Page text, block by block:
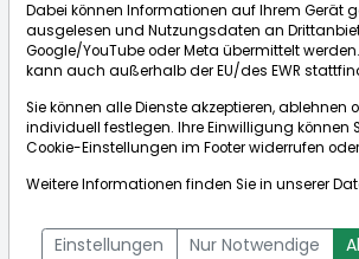
EQS-News: Hauptversammlung 2026
...
dpa-AFX Compact
Dabei können Informationen auf Ihrem Gerät
ausgelesen und Nutzungsdaten an
Google/YouTube oder Meta übermittelt
kann auch außerhalb der EU/des EWR
Sie können alle Dienste akzeptieren, ablehnen
individuell festlegen. Ihre Einwilligung können
Cookie-Einstellungen im Footer widerrufen
Weitere Informationen finden Sie in unserer
Einstellungen Nur Notwendige